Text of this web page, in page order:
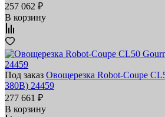
257 062 ₽
В корзину
Под заказ Овощерезка Robot-Coupe
380В) 24459
277 661 ₽
В корзину